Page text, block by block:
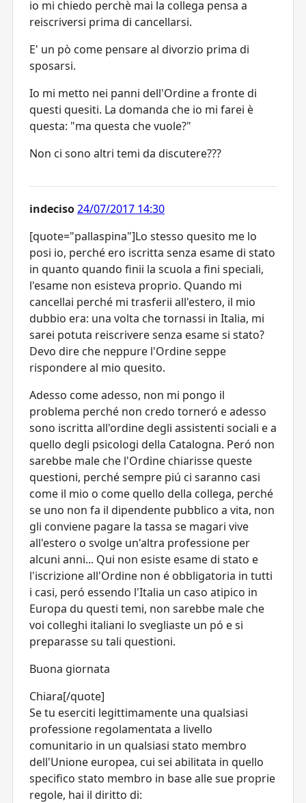
io mi chiedo perchè mai la collega pensa a
reiscriversi prima di cancellarsi.
E' un pò come pensare al divorzio prima di
sposarsi.
Io mi metto nei panni dell'Ordine a fronte di
questi quesiti. La domanda che io mi farei è
questa: "ma questa che vuole?"
Non ci sono altri temi da discutere???
indeciso24/07/2017 14:30
[quote="pallaspina"]Lo stesso quesito me lo
posi io, perché ero iscritta senza esame di stato
in quanto quando finii la scuola a fini speciali,
l'esame non esisteva proprio. Quando mi
cancellai perché mi trasferii all'estero, il mio
dubbio era: una volta che tornassi in Italia, mi
sarei potuta reiscrivere senza esame si stato?
Devo dire che neppure l'Ordine seppe
rispondere al mio quesito.
Adesso come adesso, non mi pongo il
problema perché non credo torneró e adesso
sono iscritta all'ordine degli assistenti sociali e a
quello degli psicologi della Catalogna. Peró non
sarebbe male che l'Ordine chiarisse queste
questioni, perché sempre piú ci saranno casi
come il mio o come quello della collega, perché
se uno non fa il dipendente pubblico a vita, non
gli conviene pagare la tassa se magari vive
all'estero o svolge un'altra professione per
alcuni anni... Qui non esiste esame di stato e
l'iscrizione all'Ordine non é obbligatoria in tutti
i casi, peró essendo l'Italia un caso atipico in
Europa du questi temi, non sarebbe male che
voi colleghi italiani lo svegliaste un pó e si
preparasse su tali questioni.
Buona giornata
Chiara[/quote]
Se tu eserciti legittimamente una qualsiasi
professione regolamentata a livello
comunitario in un qualsiasi stato membro
dell'Unione europea, cui sei abilitata in quello
specifico stato membro in base alle sue proprie
regole, hai il diritto di: